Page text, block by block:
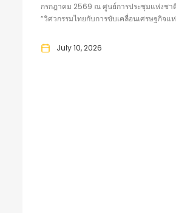
กรกฎาคม 2569 ณ ศูนย์การประชุมแห่งชา
“วิศวกรรมไทยกับการขับเคลื่อนเศรษฐกิจแ
July 10, 2026